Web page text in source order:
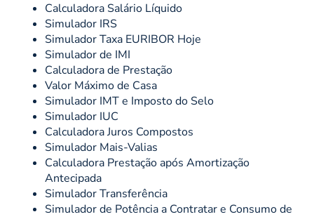
Calculadora Salário Líquido
Simulador IRS
Simulador Taxa EURIBOR Hoje
Simulador de IMI
Calculadora de Prestação
Valor Máximo de Casa
Simulador IMT e Imposto do Selo
Simulador IUC
Calculadora Juros Compostos
Simulador Mais-Valias
Calculadora Prestação após Amortização
Antecipada
Simulador Transferência
Simulador de Potência a Contratar e Consumo de